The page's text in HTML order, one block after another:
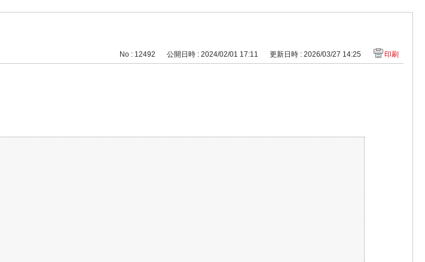
No : 12492 公開日時 : 2024/02/01 17:11 更新日時 : 2026/03/27 14:25 印刷